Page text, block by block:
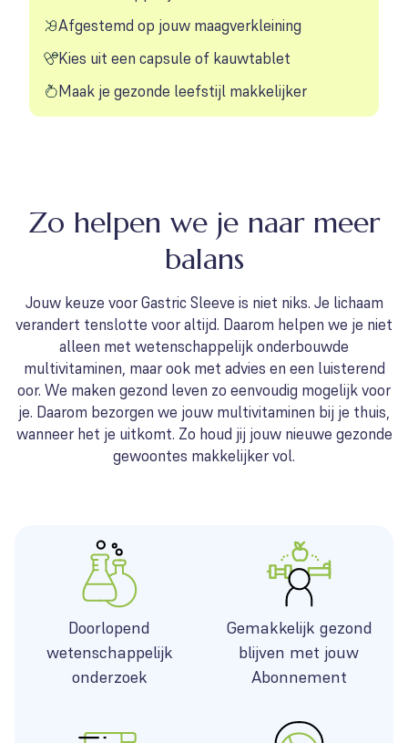
Afgestemd op jouw maagverkleining
Kies uit een capsule of kauwtablet
Maak je gezonde leefstijl makkelijker
Zo helpen we je naar meer
balans
Jouw keuze voor Gastric Sleeve is niet niks. Je lichaam
verandert tenslotte voor altijd. Daarom helpen we je niet
alleen met wetenschappelijk onderbouwde
multivitaminen, maar ook met advies en een luisterend
oor. We maken gezond leven zo eenvoudig mogelijk voor
je. Daarom bezorgen we jouw multivitaminen bij je thuis,
wanneer het je uitkomt. Zo houd jij jouw nieuwe gezonde
gewoontes makkelijker vol.
Doorlopend
wetenschappelijk
onderzoek
Gemakkelijk gezond
blijven met jouw
Abonnement